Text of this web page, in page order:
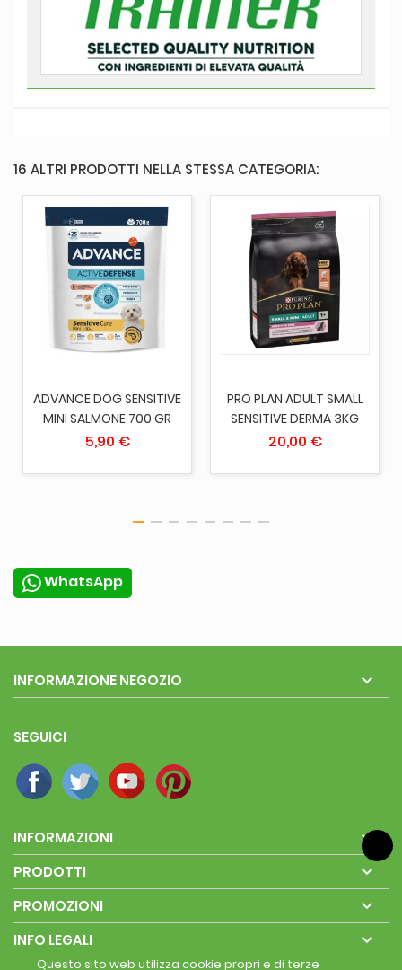
16 ALTRI PRODOTTI NELLA STESSA CATEGORIA:
ADVANCE DOG SENSITIVE
MINI SALMONE 700 GR
5,90 €
PRO PLAN ADULT SMALL
SENSITIVE DERMA 3KG
20,00 €
WhatsApp
INFORMAZIONE NEGOZIO 
SEGUICI
INFORMAZIONI 
PRODOTTI 
PROMOZIONI 
INFO LEGALI 
Questo sito web utilizza cookie propri e di terze